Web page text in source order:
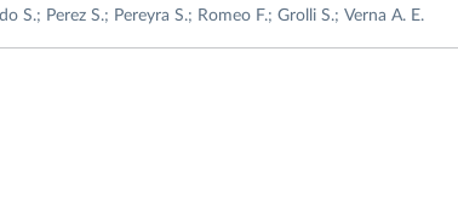
S.; Perez S.; Pereyra S.; Romeo F.; Grolli S.; Verna A. E.